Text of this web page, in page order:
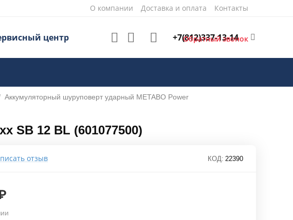
О компании Доставка и оплата Контакты
центр +7(812)337-13-14
Обратный звонок
Аккумуляторный шуруповерт ударный METABO Power
SB 12 BL (601077500)
отзыв КОД: 22390